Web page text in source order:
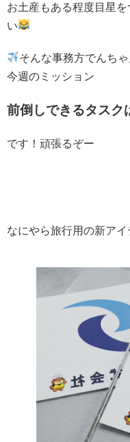
お土産もある程度目星
い
そんな事務方でんち
今週のミッション
前倒しできるタスク
です！頑張るぞー
なにやら旅行用の新アイ